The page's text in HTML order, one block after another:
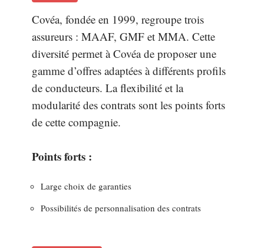
Covéa, fondée en 1999, regroupe trois
assureurs : MAAF, GMF et MMA. Cette
diversité permet à Covéa de proposer une
gamme d’offres adaptées à différents profils
de conducteurs. La flexibilité et la
modularité des contrats sont les points forts
de cette compagnie.
Points forts :
Large choix de garanties
Possibilités de personnalisation des contrats